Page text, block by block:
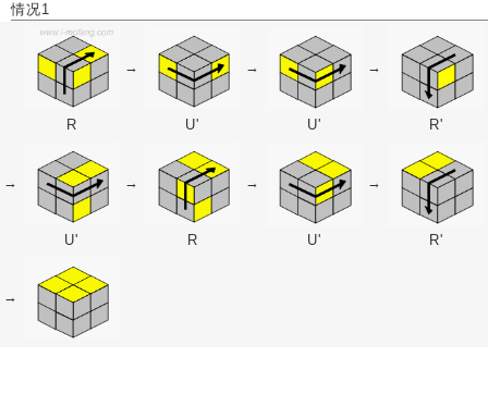
情况1
→ → →
R U' U' R'
→ → → →
U' R U' R'
→